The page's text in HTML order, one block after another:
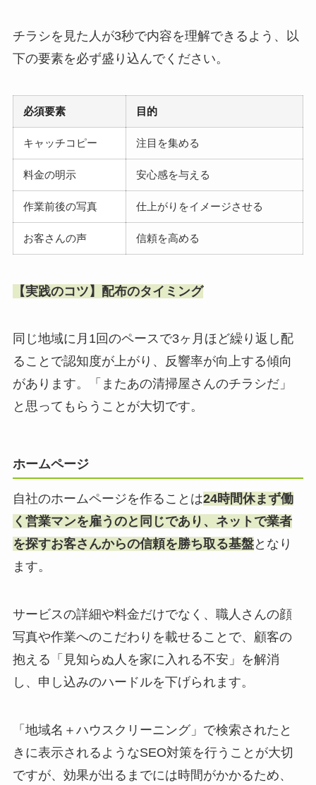
チラシを見た人が3秒で内容を理解できるよう、以
下の要素を必ず盛り込んでください。
必須要素 目的
キャッチコピー 注目を集める
料金の明示 安心感を与える
作業前後の写真 仕上がりをイメージさせる
お客さんの声 信頼を高める
【実践のコツ】配布のタイミング
同じ地域に月1回のペースで3ヶ月ほど繰り返し配
ることで認知度が上がり、反響率が向上する傾向
があります。「またあの清掃屋さんのチラシだ」
と思ってもらうことが大切です。
ホームページ
自社のホームページを作ることは24時間休まず働
く営業マンを雇うのと同じであり、ネットで業者
を探すお客さんからの信頼を勝ち取る基盤となり
ます。
サービスの詳細や料金だけでなく、職人さんの顔
写真や作業へのこだわりを載せることで、顧客の
抱える「見知らぬ人を家に入れる不安」を解消
し、申し込みのハードルを下げられます。
「地域名＋ハウスクリーニング」で検索されたと
きに表示されるようなSEO対策を行うことが大切
ですが、効果が出るまでには時間がかかるため、